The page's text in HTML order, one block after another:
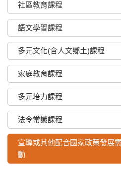
社區教育課程
語文學習課程
多元文化(含人文鄉土)課程
家庭教育課程
多元培力課程
法令常識課程
宣導或其他配合國家政策發展
動